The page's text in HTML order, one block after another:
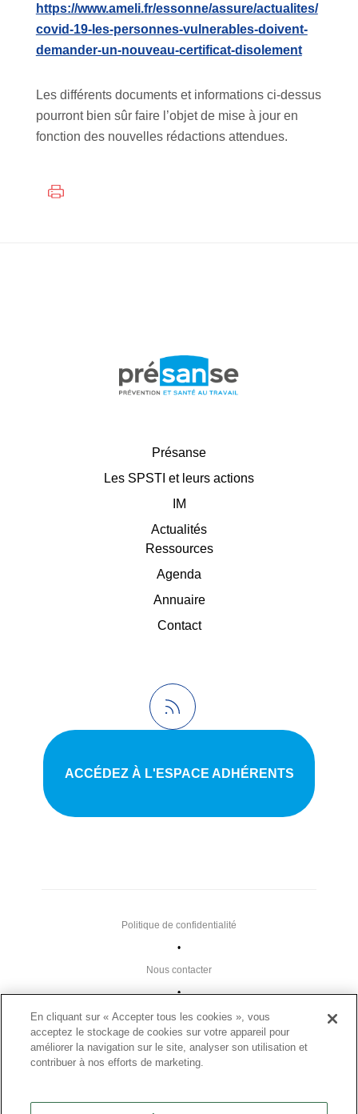
https://www.ameli.fr/essonne/assure/actualites/
covid-19-les-personnes-vulnerables-doivent-
demander-un-nouveau-certificat-disolement
Les différents documents et informations ci-dessus
pourront bien sûr faire l’objet de mise à jour en
fonction des nouvelles rédactions attendues.
Présanse
Les SPSTI et leurs actions
IM
Actualités
Ressources
Agenda
Annuaire
Contact
ACCÉDEZ À L'ESPACE ADHÉRENTS
Plan du site
•
Liens utiles
•
Nous contacter
•
Politique de confidentialité
•
En cliquant sur « Accepter tous les cookies », vous
acceptez le stockage de cookies sur votre appareil pour
améliorer la navigation sur le site, analyser son utilisation et
contribuer à nos efforts de marketing.